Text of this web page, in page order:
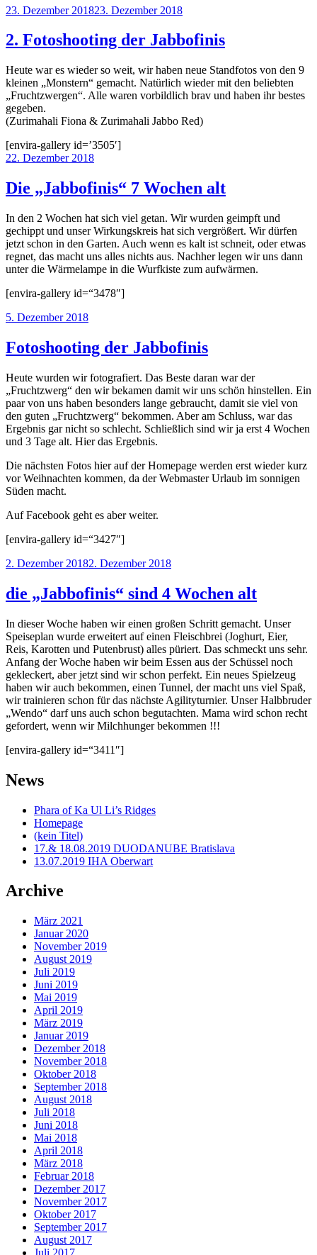
Veröffentlicht
23. Dezember 201823. Dezember 2018
2. Fotoshooting der Jabbofinis
Heute war es wieder so weit, wir haben neue Standfotos von den 9
kleinen „Monstern“ gemacht. Natürlich wieder mit den beliebten
„Fruchtzwergen“. Alle waren vorbildlich brav und haben ihr bestes
gegeben.
(Zurimahali Fiona & Zurimahali Jabbo Red)
[envira-gallery id=’3505′]
Veröffentlicht
22. Dezember 2018
Die „Jabbofinis“ 7 Wochen alt
In den 2 Wochen hat sich viel getan. Wir wurden geimpft und
gechippt und unser Wirkungskreis hat sich vergrößert. Wir dürfen
jetzt schon in den Garten. Auch wenn es kalt ist schneit, oder etwas
regnet, das macht uns alles nichts aus. Nachher legen wir uns dann
unter die Wärmelampe in die Wurfkiste zum aufwärmen.
[envira-gallery id=“3478″]
Veröffentlicht
5. Dezember 2018
Fotoshooting der Jabbofinis
Heute wurden wir fotografiert. Das Beste daran war der
„Fruchtzwerg“ den wir bekamen damit wir uns schön hinstellen. Ein
paar von uns haben besonders lange gebraucht, damit sie viel von
den guten „Fruchtzwerg“ bekommen. Aber am Schluss, war das
Ergebnis gar nicht so schlecht. Schließlich sind wir ja erst 4 Wochen
und 3 Tage alt. Hier das Ergebnis.
Die nächsten Fotos hier auf der Homepage werden erst wieder kurz
vor Weihnachten kommen, da der Webmaster Urlaub im sonnigen
Süden macht.
Auf Facebook geht es aber weiter.
[envira-gallery id=“3427″]
Veröffentlicht
2. Dezember 20182. Dezember 2018
die „Jabbofinis“ sind 4 Wochen alt
In dieser Woche haben wir einen großen Schritt gemacht. Unser
Speiseplan wurde erweitert auf einen Fleischbrei (Joghurt, Eier,
Reis, Karotten und Putenbrust) alles püriert. Das schmeckt uns sehr.
Anfang der Woche haben wir beim Essen aus der Schüssel noch
gekleckert, aber jetzt sind wir schon perfekt. Ein neues Spielzeug
haben wir auch bekommen, einen Tunnel, der macht uns viel Spaß,
wir trainieren schon für das nächste Agilityturnier. Unser Halbbruder
„Wendo“ darf uns auch schon begutachten. Mama wird schon recht
gefordert, wenn wir Milchhunger bekommen !!!
[envira-gallery id=“3411″]
News
Phara of Ka Ul Li’s Ridges
Homepage
(kein Titel)
17.& 18.08.2019 DUODANUBE Bratislava
13.07.2019 IHA Oberwart
Archive
März 2021
Januar 2020
November 2019
August 2019
Juli 2019
Juni 2019
Mai 2019
April 2019
März 2019
Januar 2019
Dezember 2018
November 2018
Oktober 2018
September 2018
August 2018
Juli 2018
Juni 2018
Mai 2018
April 2018
März 2018
Februar 2018
Dezember 2017
November 2017
Oktober 2017
September 2017
August 2017